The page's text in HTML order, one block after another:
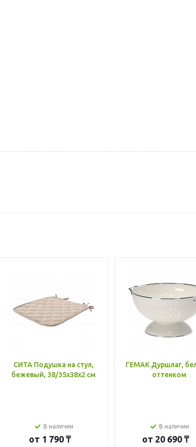
СИТА Подушка на стул,
бежевый, 38/35x38x2 см
В наличии
от 1 790 ₸
ГЕМАК Дуршлаг,
оттенком
В наличии
от 20 690 ₸